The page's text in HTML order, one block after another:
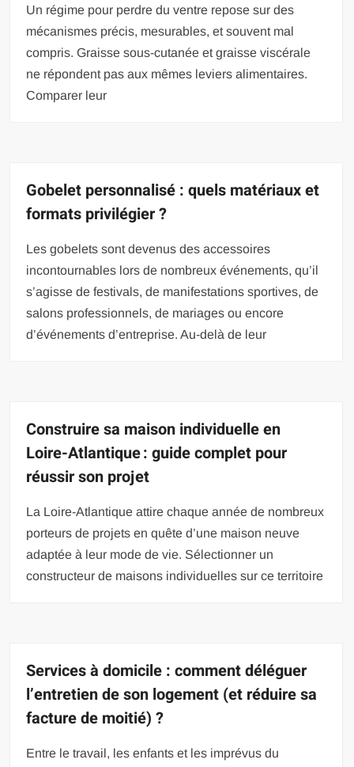
Un régime pour perdre du ventre repose sur des
mécanismes précis, mesurables, et souvent mal
compris. Graisse sous-cutanée et graisse viscérale
ne répondent pas aux mêmes leviers alimentaires.
Comparer leur
Gobelet personnalisé : quels matériaux et
formats privilégier ?
Les gobelets sont devenus des accessoires
incontournables lors de nombreux événements, qu’il
s’agisse de festivals, de manifestations sportives, de
salons professionnels, de mariages ou encore
d’événements d’entreprise. Au-delà de leur
Construire sa maison individuelle en
Loire-Atlantique : guide complet pour
réussir son projet
La Loire-Atlantique attire chaque année de nombreux
porteurs de projets en quête d’une maison neuve
adaptée à leur mode de vie. Sélectionner un
constructeur de maisons individuelles sur ce territoire
Services à domicile : comment déléguer
l’entretien de son logement (et réduire sa
facture de moitié) ?
Entre le travail, les enfants et les imprévus du